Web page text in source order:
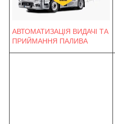
АВТОМАТИЗАЦІЯ ВИДАЧІ ТА
ПРИЙМАННЯ ПАЛИВА